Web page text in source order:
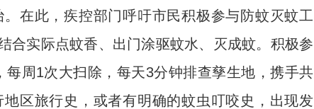
此，疾控部门呼吁市民积极参与防蚊灭蚊工
合实际点蚊香、出门涂驱蚊水、灭成蚊。积极参
每周1次大扫除，每天3分钟排查孳生地，携手共
区旅行史，或者有明确的蚊虫叮咬史，出现发